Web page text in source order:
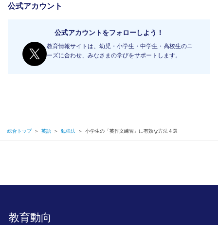
公式アカウント
公式アカウントをフォローしよう！
教育情報サイトは、幼児・小学生・中学生・高校生のニ
ーズに合わせ、みなさまの学びをサポートします。
総合トップ ＞ 英語 ＞ 勉強法 ＞ 小学生の「英作文練習」に有効な方法４選
教育動向